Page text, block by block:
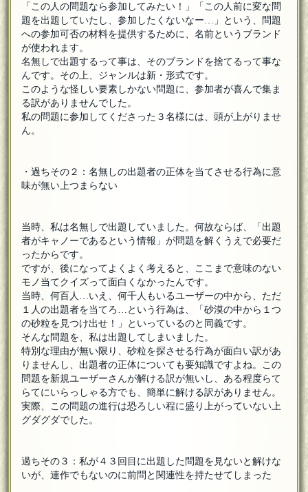
「この人の問題なら参加してみたい！」「この人前に変な問
題を出題していたし、参加したくないなー…」という、問題
への参加可否の材料を提供するために、名前というブランド
が使われます。
名無しで出題するって事は、そのブランドを捨てるって事な
んです。その上、ジャンルは新・形式です。
このような怪しい要素しかない問題に、参加者が喜んで集ま
る訳がありませんでした。
私の問題に参加してくださった３名様には、頭が上がりませ
ん。
・過ちその２：名無しの出題者の正体を当てさせる行為に意
味が無い上つまらない
当時、私は名無しで出題していました。何故ならば、「出題
者がキャノーであるという情報」が問題を解くうえで必要だ
ったからです。
ですが、後になってよくよく考えると、ここまで意味のない
モノ当てクイズって面白くなかったんです。
当時、何百人…いえ、何千人もいるユーザーの中から、ただ
１人の出題者を当てろ…という行為は、「砂漠の中から１つ
の砂粒を見つけ出せ！」といっているのと同義です。
そんな問題を、私は出題してしまいました。
特別な理由が無い限り、砂粒を探させる行為が面白い訳があ
りませんし、出題者の正体についても要知識ですよね。この
問題を新規ユーザーさんが解ける訳が無いし、ある程度らて
らてにいらっしゃる方でも、簡単に解ける訳がありません。
実際、この問題の進行は恐ろしい程に盛り上がっていない上
グダグダでした。
過ちその３：私が４３回目に出題した問題を見ないと解けな
いが、連作でもないのに前問と関連性を持たせてしまった